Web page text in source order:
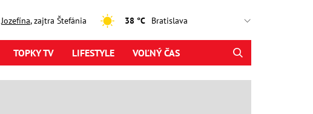
Jozefína, zajtra Štefánia 38 °C
TOPKY TV LIFESTYLE VOĽNÝ ČAS